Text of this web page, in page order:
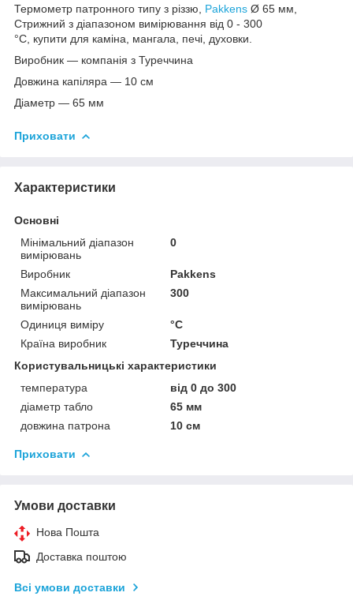
Термометр патронного типу з різзю, Pakkens Ø 65 мм,
Стрижний з діапазоном вимірювання від 0 - 300
°C, купити для каміна, мангала, печі, духовки.
Виробник — компанія з Туреччина
Довжина капіляра — 10 см
Діаметр — 65 мм
Приховати
Характеристики
Основні
Мінімальний діапазон
вимірювань
0
Виробник
Pakkens
Максимальний діапазон
вимірювань
300
Одиниця виміру
°С
Країна виробник
Туреччина
Користувальницькі характеристики
температура
від 0 до 300
діаметр табло
65 мм
довжина патрона
10 см
Приховати
Умови доставки
Нова Пошта
Доставка поштою
Всі умови доставки